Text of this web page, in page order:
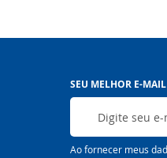
Inscreva-
se
nossa
Newsletter:
SEU MELHOR E-MAIL
Ao fornecer meus